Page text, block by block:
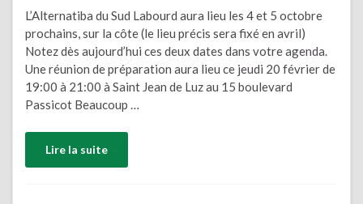
L’Alternatiba du Sud Labourd aura lieu les 4 et 5 octobre
prochains, sur la côte (le lieu précis sera fixé en avril)
Notez dès aujourd’hui ces deux dates dans votre agenda.
Une réunion de préparation aura lieu ce jeudi 20 février de
19:00 à 21:00 à Saint Jean de Luz au 15 boulevard
Passicot Beaucoup …
Lire la suite